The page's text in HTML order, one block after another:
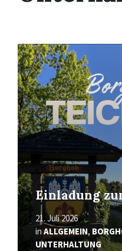
Einladung
21. Juli 2026
inALLGEMEIN,
UNTERHALTUNG
Mehr
erfahren